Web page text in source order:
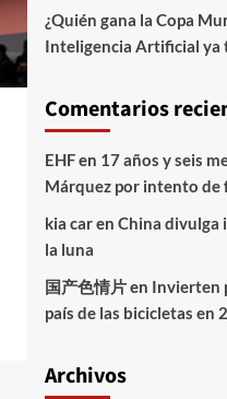
¿Quién gana la Copa
Inteligencia Artificial ya
Comentarios
EHFen 17 años y seis
Márquez por intento de
kia caren China divulga
la luna
国产色情片en Invierten
país de las bicicletas en
Archivos